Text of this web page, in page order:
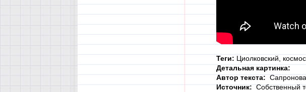
Теги: Циолковский,
Детальная картинка:
Автор текста:Сапронова
Источник:Собственный